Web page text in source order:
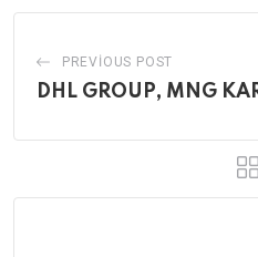
PREVIOUS POST
DHL GROUP, MNG